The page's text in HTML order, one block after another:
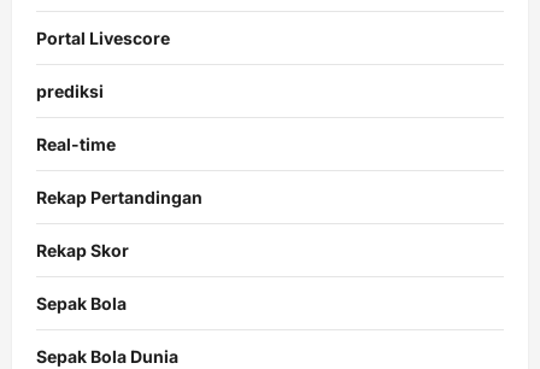
Portal Livescore
prediksi
Real-time
Rekap Pertandingan
Rekap Skor
Sepak Bola
Sepak Bola Dunia